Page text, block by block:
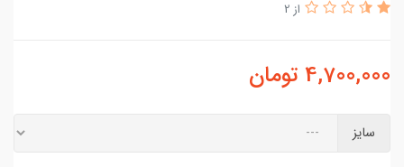
از 2
4,700,000 تومان
سایز